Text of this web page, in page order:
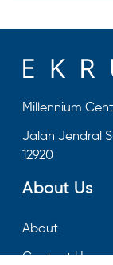
Millennium
Jalan Jendral
12920
About Us
About
Contact Us